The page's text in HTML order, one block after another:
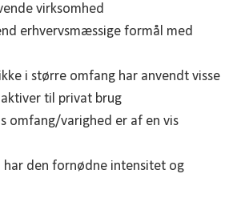
virksomhed
erhvervsmæssige formål med
i større omfang har anvendt visse
til privat brug
omfang/varighed er af en vis
har den fornødne intensitet og